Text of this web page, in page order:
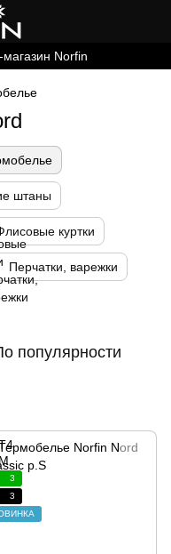
Norfin
штаны
куртки
Перчатки, варежки
популярности
3
3